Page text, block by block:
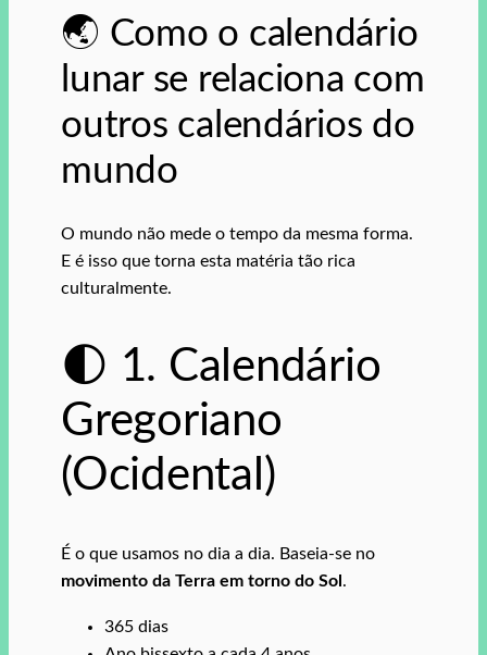
🌏 Como o calendário
lunar se relaciona com
outros calendários do
mundo
O mundo não mede o tempo da mesma forma.
E é isso que torna esta matéria tão rica
culturalmente.
🌓 1. Calendário
Gregoriano
(Ocidental)
É o que usamos no dia a dia. Baseia-se no
movimento da Terra em torno do Sol .
365 dias